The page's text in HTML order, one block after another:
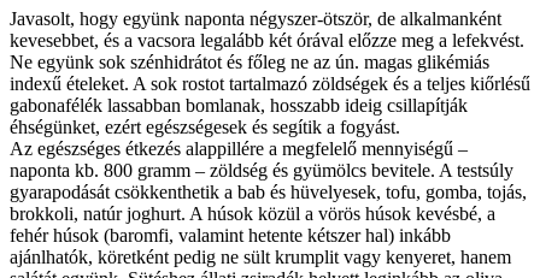
Javasolt, hogy együnk naponta négyszer-ötször, de alkalmanként
kevesebbet, és a vacsora legalább két órával előzze meg a lefekvést.
Ne együnk sok szénhidrátot és főleg ne az ún. magas glikémiás
indexű ételeket. A sok rostot tartalmazó zöldségek és a teljes kiőrlésű
gabonafélék lassabban bomlanak, hosszabb ideig csillapítják
éhségünket, ezért egészségesek és segítik a fogyást.
Az egészséges étkezés alappillére a megfelelő mennyiségű –
naponta kb. 800 gramm – zöldség és gyümölcs bevitele. A testsúly
gyarapodását csökkenthetik a bab és hüvelyesek, tofu, gomba, tojás,
brokkoli, natúr joghurt. A húsok közül a vörös húsok kevésbé, a
fehér húsok (baromfi, valamint hetente kétszer hal) inkább
ajánlhatók, köretként pedig ne sült krumplit vagy kenyeret, hanem